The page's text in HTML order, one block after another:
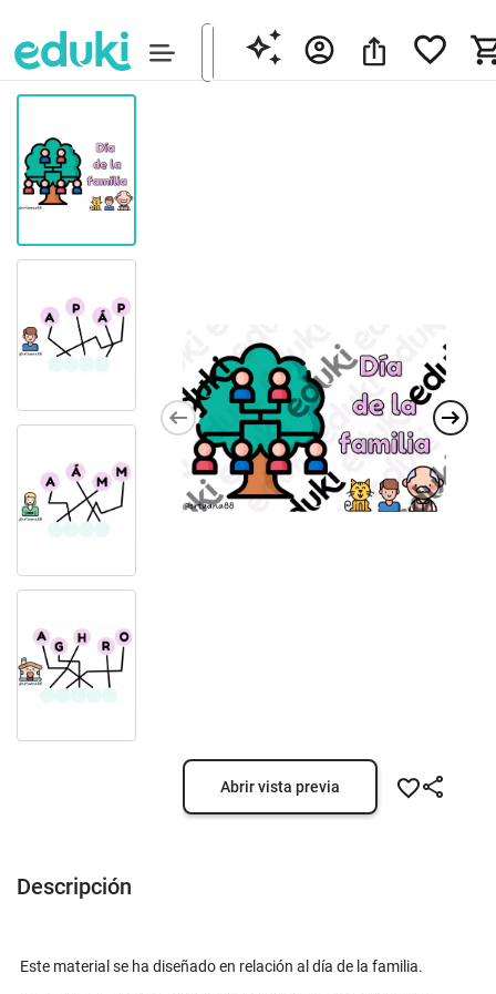
Abrir vista previa
Descripción
Este material se ha diseñado en relación al día de la familia.